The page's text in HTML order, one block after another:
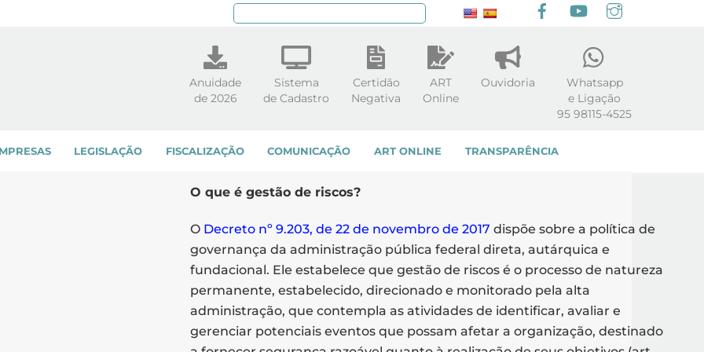
LEGISLAÇÃO FISCALIZAÇÃO COMUNICAÇÃO ART ONLINE TRANSPARÊNCIA
Anuidade
de 2026
Sistema
de Cadastro
Certidão
Negativa
ART
Online
Ouvidoria
Whatsapp
e Ligação
95 98115-4525
O que é gestão de riscos?
O Decreto nº 9.203, de 22 de novembro de 2017 dispõe sobre a política de
governança da administração pública federal direta, autárquica e
fundacional. Ele estabelece que gestão de riscos é o processo de natureza
permanente, estabelecido, direcionado e monitorado pela alta
administração, que contempla as atividades de identificar, avaliar e
gerenciar potenciais eventos que possam afetar a organização, destinado